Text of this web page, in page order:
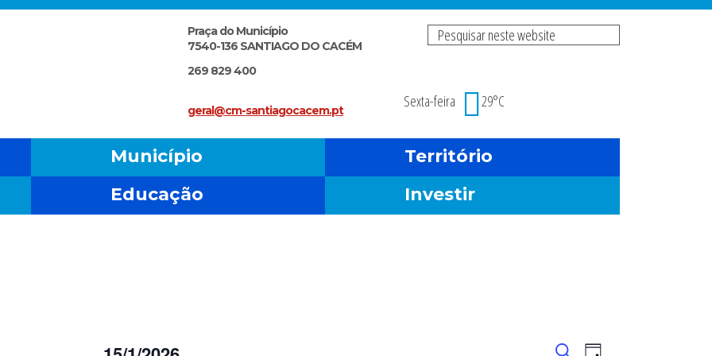
Pesquisar
Sexta-feira
29°C
Praça do Município
7540-136 SANTIAGO DO CACÉM
269 829 400
geral@cm-santiagocacem.pt
Município
Território
Educação Investir
Navegação
Navegação